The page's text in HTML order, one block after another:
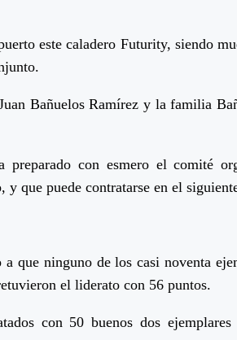
este caladero Futurity, siendo
Bañuelos Ramírez y la familia
con esmero el comité
que puede contratarse en el
que ninguno de los casi noventa
el liderato con 56 puntos.
con 50 buenos dos